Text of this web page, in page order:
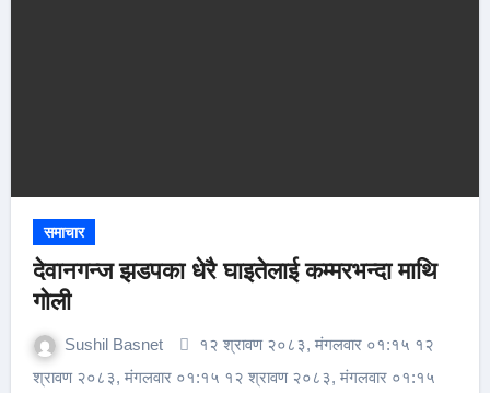
समाचार
देवानगन्ज झडपका धेरै घाइतेलाई कम्मरभन्दा माथि
गोली
Sushil Basnet
१२ श्रावण २०८३, मंगलवार ०१:१५ १२
श्रावण २०८३, मंगलवार ०१:१५ १२ श्रावण २०८३, मंगलवार ०१:१५